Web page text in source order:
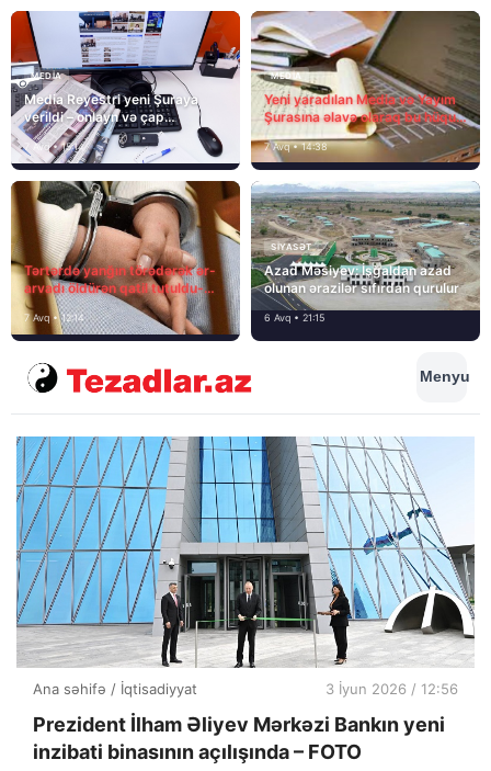
MEDİA
Media Reyestri yeni Şuraya
verildi – onlayn və çap
mediasını nə gözləyir?
7 Avq • 15:14
MEDİA
Yeni yaradılan Media və Yayım
Şurasına əlavə olaraq bu hüquq
və vəzifələr də verilib
7 Avq • 14:38
Tərtərdə yanğın törədərək ər-
arvadı öldürən qatil tutuldu-
SON DƏQİQƏ
7 Avq • 12:14
SIYASƏT
Azad Məsiyev: İşğaldan azad
olunan ərazilər sıfırdan qurulur
6 Avq • 21:15
Menyu
Ana səhifə / İqtisadiyyat 3 İyun 2026 / 12:56
Prezident İlham Əliyev Mərkəzi Bankın yeni
inzibati binasının açılışında – FOTO